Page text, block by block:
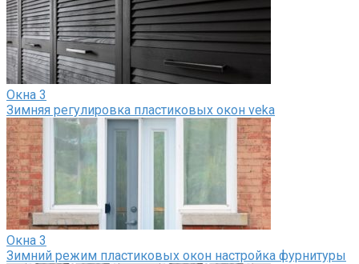
Окна 3
Зимняя регулировка пластиковых окон veka
Окна 3
Зимний режим пластиковых окон настройка фурнитуры